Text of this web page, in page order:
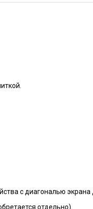
с диагональю
отдельно).